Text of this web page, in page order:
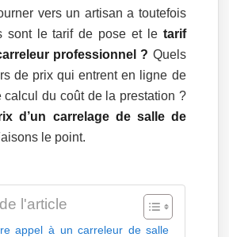
vers un artisan a toutefois
sont le tarif de pose et le tarif
professionnel ? Quels
de prix qui entrent en ligne de
calcul du coût de la prestation ?
d’un carrelage de salle de
le point.
l'article
appel à un carreleur de salle